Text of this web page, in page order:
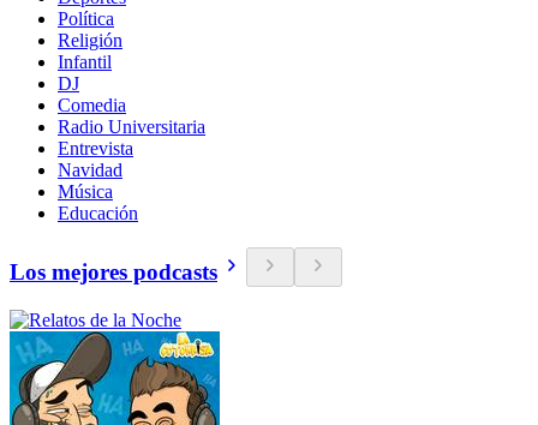
Política
Religión
Infantil
DJ
Comedia
Radio Universitaria
Entrevista
Navidad
Música
Educación
Los mejores podcasts